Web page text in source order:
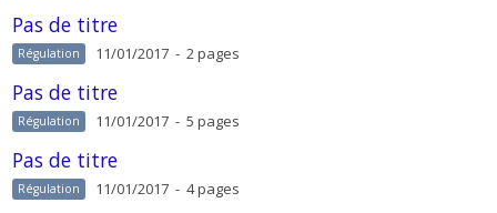
Pas de titre
Régulation 11/01/2017 - 2 pages
Pas de titre
Régulation 11/01/2017 - 5 pages
Pas de titre
Régulation 11/01/2017 - 4 pages